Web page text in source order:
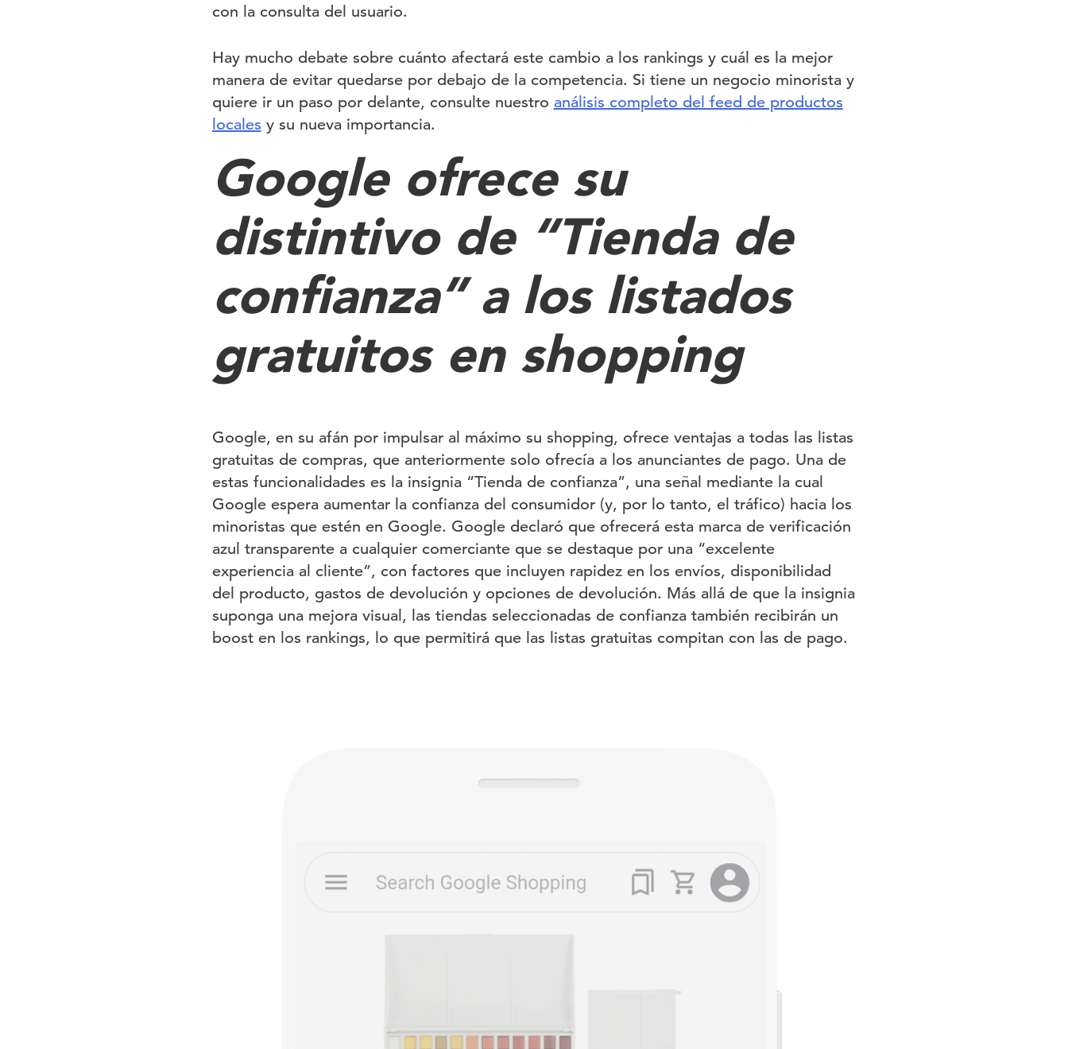
con la consulta del usuario.
Hay mucho debate sobre cuánto afectará este cambio a los rankings y cuál es la mejor
manera de evitar quedarse por debajo de la competencia. Si tiene un negocio minorista y
quiere ir un paso por delante, consulte nuestro análisis completo del feed de productos
locales y su nueva importancia.
Google ofrece su
distintivo de “Tienda de
confianza” a los listados
gratuitos en shopping
Google, en su afán por impulsar al máximo su shopping, ofrece ventajas a todas las listas
gratuitas de compras, que anteriormente solo ofrecía a los anunciantes de pago. Una de
estas funcionalidades es la insignia “Tienda de confianza”, una señal mediante la cual
Google espera aumentar la confianza del consumidor (y, por lo tanto, el tráfico) hacia los
minoristas que estén en Google. Google declaró que ofrecerá esta marca de verificación
azul transparente a cualquier comerciante que se destaque por una “excelente
experiencia al cliente”, con factores que incluyen rapidez en los envíos, disponibilidad
del producto, gastos de devolución y opciones de devolución. Más allá de que la insignia
suponga una mejora visual, las tiendas seleccionadas de confianza también recibirán un
boost en los rankings, lo que permitirá que las listas gratuitas compitan con las de pago.